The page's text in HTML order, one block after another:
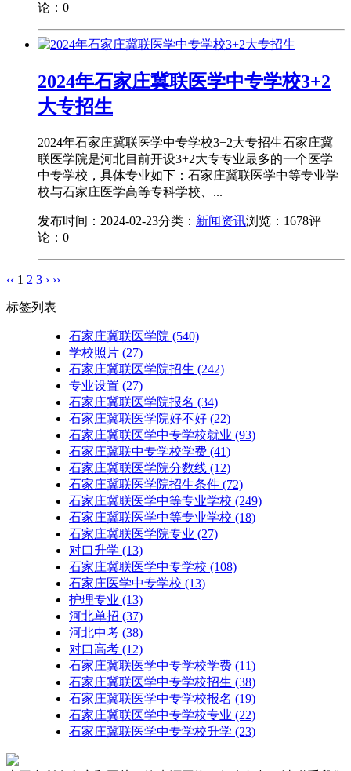
论：0
2024年石家庄冀联医学中专学校3+2
大专招生
2024年石家庄冀联医学中专学校3+2大专招生石家庄冀
联医学院是河北目前开设3+2大专专业最多的一个医学
中专学校，具体专业如下：石家庄冀联医学中等专业学
校与石家庄医学高等专科学校、...
发布时间：2024-02-23分类： 新闻资讯浏览：1678评
论：0
‹‹ 1 2 3 › ››
标签列表
石家庄冀联医学院 (540)
学校照片 (27)
石家庄冀联医学院招生 (242)
专业设置 (27)
石家庄冀联医学院报名 (34)
石家庄冀联医学院好不好 (22)
石家庄冀联医学中专学校就业 (93)
石家庄冀联中专学校学费 (41)
石家庄冀联医学院分数线 (12)
石家庄冀联医学院招生条件 (72)
石家庄冀联医学中等专业学校 (249)
石家庄冀联医学中等专业学校​ (18)
石家庄冀联医学院专业 (27)
对口升学 (13)
石家庄冀联医学中专学校 (108)
石家庄医学中专学校 (13)
护理专业 (13)
河北单招 (37)
河北中考 (38)
对口高考 (12)
石家庄冀联医学中专学校学费 (11)
石家庄冀联医学中专学校招生 (38)
石家庄冀联医学中专学校报名 (19)
石家庄冀联医学中专学校专业 (22)
石家庄冀联医学中专学校升学 (23)